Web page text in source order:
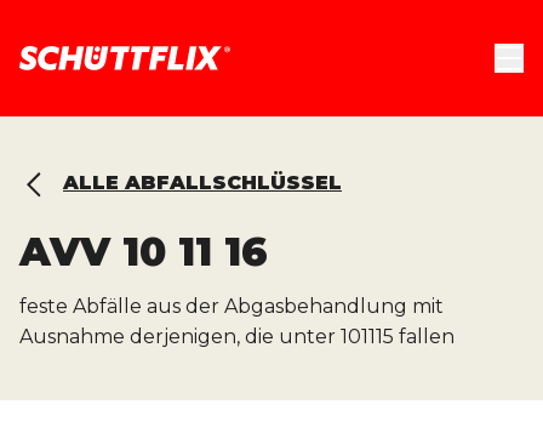
ALLE ABFALLSCHLÜSSEL
AVV 10 11 16
feste Abfälle aus der Abgasbehandlung mit
Ausnahme derjenigen, die unter 101115 fallen